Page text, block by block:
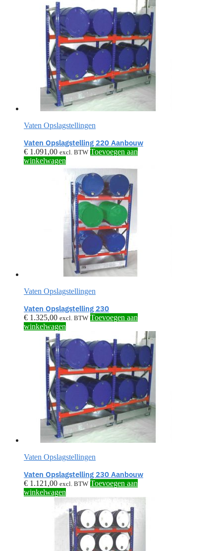
Vaten Opslagstellingen
Vaten Opslagstelling 220 Aanbouw
€ 1.091,00 excl. BTW Toevoegen aan
winkelwagen
Vaten Opslagstellingen
Vaten Opslagstelling 230
€ 1.325,00 excl. BTW Toevoegen aan
winkelwagen
Vaten Opslagstellingen
Vaten Opslagstelling 230 Aanbouw
€ 1.121,00 excl. BTW Toevoegen aan
winkelwagen